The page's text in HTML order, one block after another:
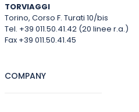
TORVIAGGI
Torino, Corso F. Turati 10/bis
Tel. +39 011.50.41.42 (20 linee r.a.)
Fax +39 011.50.41.45
COMPANY